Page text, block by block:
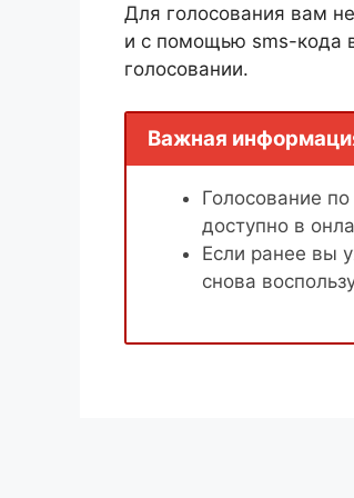
Для голосования вам
и с помощью sms-кода
голосовании.
Важная
Голосование
доступно в
Если ранее вы
снова